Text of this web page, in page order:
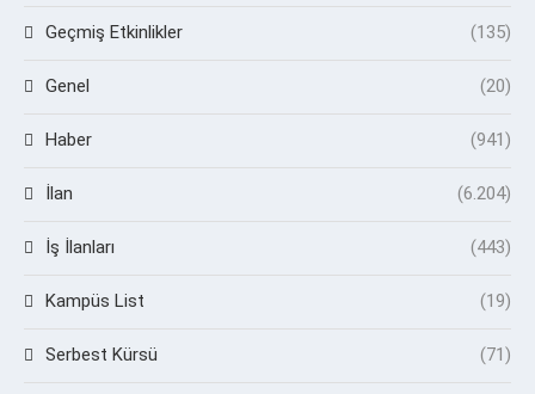
Geçmiş Etkinlikler (135)
Genel (20)
Haber (941)
İlan (6.204)
İş İlanları (443)
Kampüs List (19)
Serbest Kürsü (71)